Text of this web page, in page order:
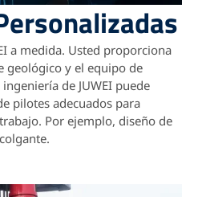
a medida. Usted proporciona
geológico y el equipo de
de JUWEI puede
pilotes adecuados para
Por ejemplo, diseño de